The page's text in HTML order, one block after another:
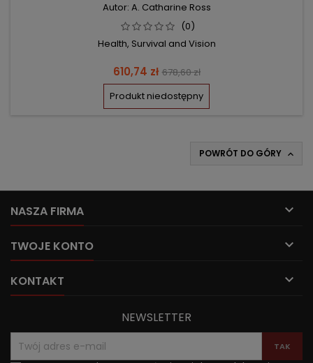
Autor: A. Catharine Ross
(0)
Health, Survival and Vision
Cena
610,74 zł Cena
podstawowa
678,60 zł
Produkt niedostępny
POWRÓT DO GÓRY 
NASZA FIRMA 
TWOJE KONTO 
KONTAKT 
NEWSLETTER